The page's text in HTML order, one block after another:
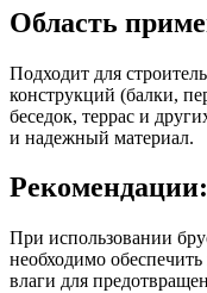
Область
Подходит для
конструкций (балки,
беседок, террас и
и надежный материал.
Рекомендации:
При использовании
необходимо
влаги для